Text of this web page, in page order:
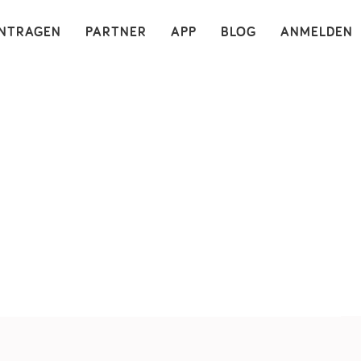
ANMELDEN
BLOG
APP
PARTNER ×